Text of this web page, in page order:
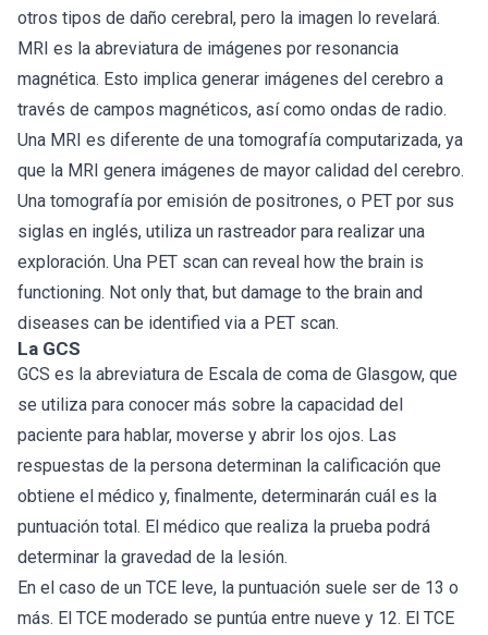
otros tipos de daño cerebral, pero la imagen lo revelará.
MRI es la abreviatura de imágenes por resonancia
magnética. Esto implica generar imágenes del cerebro a
través de campos magnéticos, así como ondas de radio.
Una MRI es diferente de una tomografía computarizada, ya
que la MRI genera imágenes de mayor calidad del cerebro.
Una tomografía por emisión de positrones, o PET por sus
siglas en inglés, utiliza un rastreador para realizar una
exploración. Una PET scan can reveal how the brain is
functioning. Not only that, but damage to the brain and
diseases can be identified via a PET scan.
La GCS
GCS es la abreviatura de Escala de coma de Glasgow, que
se utiliza para conocer más sobre la capacidad del
paciente para hablar, moverse y abrir los ojos. Las
respuestas de la persona determinan la calificación que
obtiene el médico y, finalmente, determinarán cuál es la
puntuación total. El médico que realiza la prueba podrá
determinar la gravedad de la lesión.
En el caso de un TCE leve, la puntuación suele ser de 13 o
más. El TCE moderado se puntúa entre nueve y 12. El TCE